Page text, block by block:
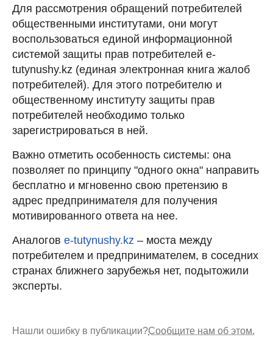
Для рассмотрения обращений потребителей
общественными институтами, они могут
воспользоваться единой информационной
системой защиты прав потребителей e-
tutynushy.kz (единая электронная книга жалоб
потребителей). Для этого потребителю и
общественному институту защиты прав
потребителей необходимо только
зарегистрироваться в ней.
Важно отметить особенность cистемы: она
позволяет по принципу "одного окна" направить
бесплатно и мгновенно свою претензию в
адрес предпринимателя для получения
мотивированного ответа на нее.
Аналогов e-tutynushy.kz – моста между
потребителем и предпринимателем, в соседних
странах ближнего зарубежья нет, подытожили
эксперты.
Нашли ошибку в публикации?Сообщите нам об этом.